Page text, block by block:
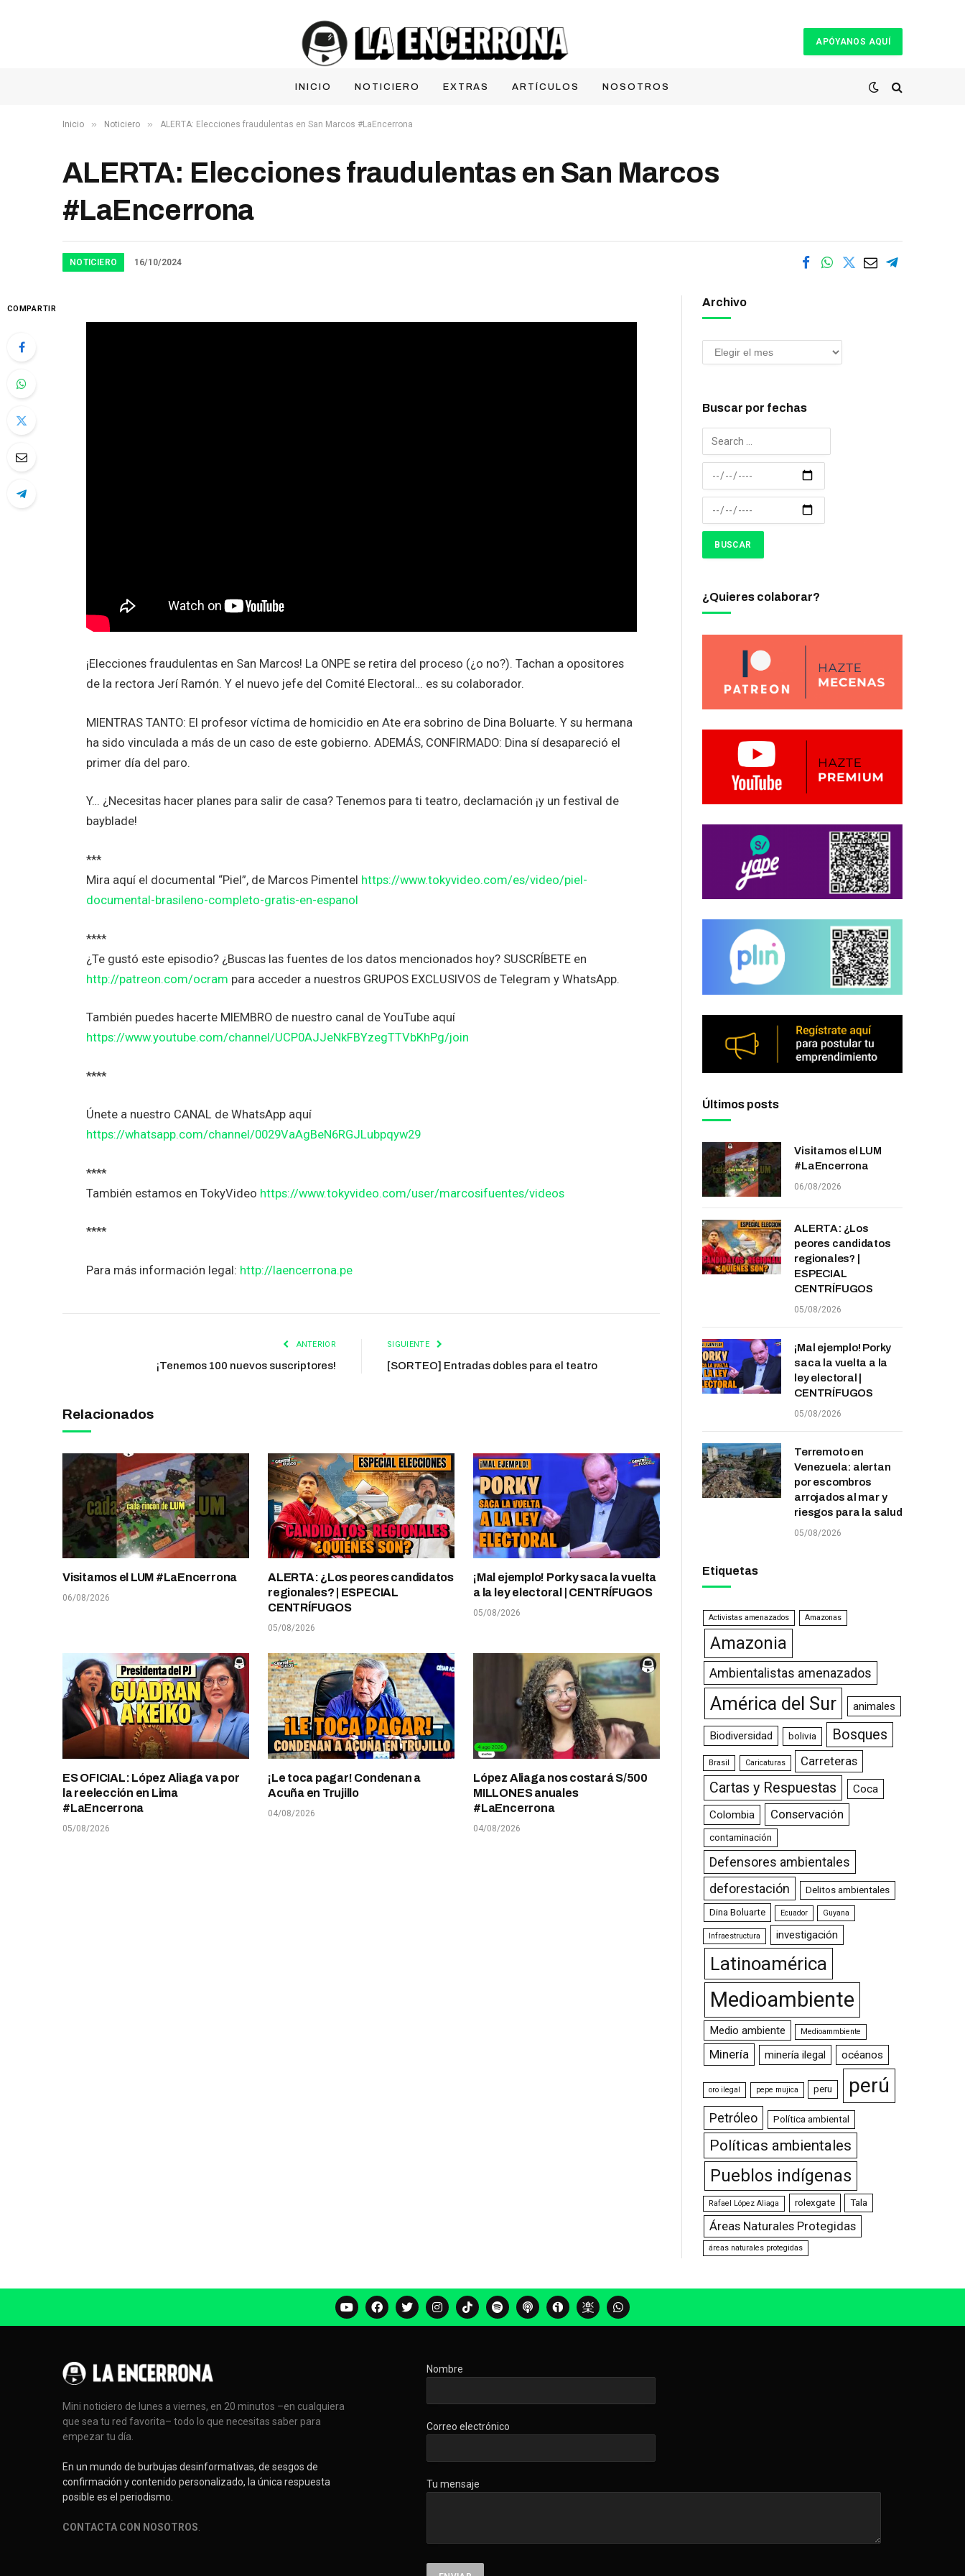
APÓYANOS AQUÍ
INICIO NOTICIERO EXTRAS ARTÍCULOS NOSOTROS
Inicio » Noticiero » ALERTA: Elecciones fraudulentas en San Marcos #LaEncerrona
ALERTA: Elecciones fraudulentas en San Marcos
#LaEncerrona
NOTICIERO 16/10/2024
COMPARTIR
¡Elecciones fraudulentas en San Marcos! La ONPE se retira del proceso (¿o no?). Tachan a opositores
de la rectora Jerí Ramón. Y el nuevo jefe del Comité Electoral… es su colaborador.
MIENTRAS TANTO: El profesor víctima de homicidio en Ate era sobrino de Dina Boluarte. Y su hermana
ha sido vinculada a más de un caso de este gobierno. ADEMÁS, CONFIRMADO: Dina sí desapareció el
primer día del paro.
Y… ¿Necesitas hacer planes para salir de casa? Tenemos para ti teatro, declamación ¡y un festival de
bayblade!
***
Mira aquí el documental “Piel”, de Marcos Pimentel https://www.tokyvideo.com/es/video/piel-
documental-brasileno-completo-gratis-en-espanol
****
¿Te gustó este episodio? ¿Buscas las fuentes de los datos mencionados hoy? SUSCRÍBETE en
http://patreon.com/ocram para acceder a nuestros GRUPOS EXCLUSIVOS de Telegram y WhatsApp.
También puedes hacerte MIEMBRO de nuestro canal de YouTube aquí
https://www.youtube.com/channel/UCP0AJJeNkFBYzegTTVbKhPg/join
****
Únete a nuestro CANAL de WhatsApp aquí
https://whatsapp.com/channel/0029VaAgBeN6RGJLubpqyw29
****
También estamos en TokyVideo https://www.tokyvideo.com/user/marcosifuentes/videos
****
Para más información legal: http://laencerrona.pe
ANTERIOR
¡Tenemos 100 nuevos suscriptores!
SIGUIENTE
[SORTEO] Entradas dobles para el teatro
Relacionados
Visitamos el LUM #LaEncerrona
06/08/2026
ALERTA: ¿Los peores candidatos
regionales? | ESPECIAL
CENTRÍFUGOS
05/08/2026
¡Mal ejemplo! Porky saca la vuelta
a la ley electoral | CENTRÍFUGOS
05/08/2026
ES OFICIAL: López Aliaga va por
la reelección en Lima
#LaEncerrona
05/08/2026
¡Le toca pagar! Condenan a
Acuña en Trujillo
04/08/2026
López Aliaga nos costará S/500
MILLONES anuales
#LaEncerrona
04/08/2026
Archivo
Buscar por fechas
¿Quieres colaborar?
Últimos posts
Visitamos el LUM
#LaEncerrona
06/08/2026
ALERTA: ¿Los
peores candidatos
regionales? |
ESPECIAL
CENTRÍFUGOS
05/08/2026
¡Mal ejemplo! Porky
saca la vuelta a la
ley electoral |
CENTRÍFUGOS
05/08/2026
Terremoto en
Venezuela: alertan
por escombros
arrojados al mar y
riesgos para la salud
05/08/2026
Etiquetas
Activistas amenazados Amazonas
Amazonia
Ambientalistas amenazados
América del Sur animales
Biodiversidad bolivia Bosques
Brasil Caricaturas Carreteras
Cartas y Respuestas
Coca
Colombia
Conservación
contaminación
Defensores ambientales
deforestación
Delitos ambientales
Dina Boluarte Ecuador Guyana
Infraestructura investigación
Latinoamérica
Medioambiente
Medio ambiente Medioammbiente
Minería minería ilegal océanos
oro ilegal pepe mujica peru perú
Petróleo Política ambiental
Políticas ambientales
Pueblos indígenas
Rafael López Aliaga rolexgate Tala
Áreas Naturales Protegidas
áreas naturales protegidas
Mini noticiero de lunes a viernes, en 20 minutos –en cualquiera
que sea tu red favorita– todo lo que necesitas saber para
empezar tu día.
En un mundo de burbujas desinformativas, de sesgos de
confirmación y contenido personalizado, la única respuesta
posible es el periodismo.
CONTACTA CON NOSOTROS
Nombre
Correo electrónico
Tu mensaje